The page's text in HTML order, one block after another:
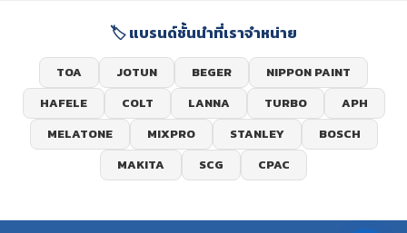
🏷️ แบรนด์ชั้นนำที่เราจำหน่าย
TOA JOTUN BEGER
NIPPON PAINT
HAFELE
COLT LANNA TURBO
APH
MELATONE
MIXPRO STANLEY
BOSCH
MAKITA
SCG CPAC